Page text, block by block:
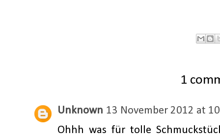
1
Unknown 13 November 2012 at
Ohhh was für tolle